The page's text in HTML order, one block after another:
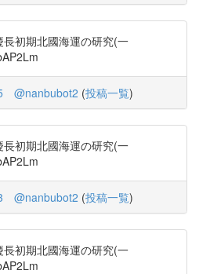
初期北國海運の研究(一
@nanbubot2 (投稿一覧)
初期北國海運の研究(一
@nanbubot2 (投稿一覧)
初期北國海運の研究(一